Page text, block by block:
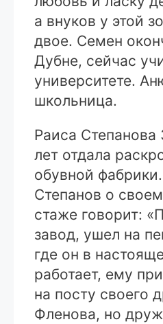
а внуков у этой
двое. Семен
Дубне, сейчас
университете.
школьница.
Раиса Степанова
лет отдала
обувной
Степанов о
стаже говорит:
завод, ушел на
где он в
работает, ему
на посту своего
Фленова, но